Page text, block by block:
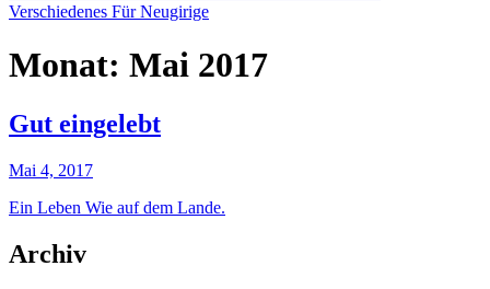
Verschiedenes Für Neugirige
Monat: Mai 2017
Gut eingelebt
Mai 4, 2017
Ein Leben Wie auf dem Lande.
Archiv